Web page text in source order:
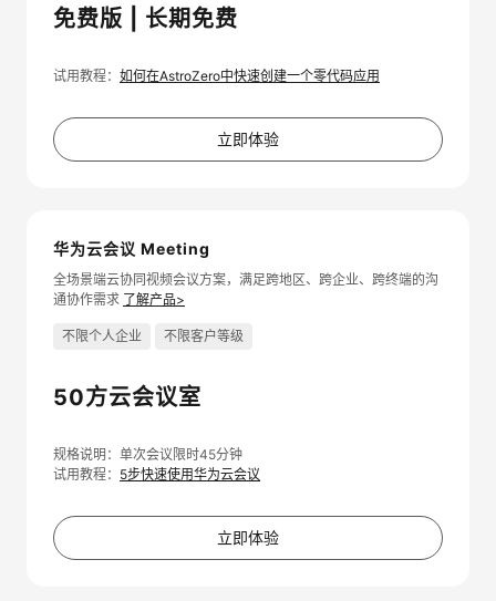
免费版 | 长期免费
试用教程： 如何在AstroZero中快速创建一个零代码应用
立即体验
华为云会议 Meeting
全场景端云协同视频会议方案，满足跨地区、跨企业、跨终端的沟
通协作需求 了解产品>
不限个人企业 不限客户等级
50方云会议室
规格说明：单次会议限时45分钟
试用教程： 5步快速使用华为云会议
立即体验